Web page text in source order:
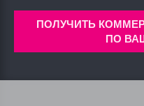
ПОЛУЧИТЬ
ПО